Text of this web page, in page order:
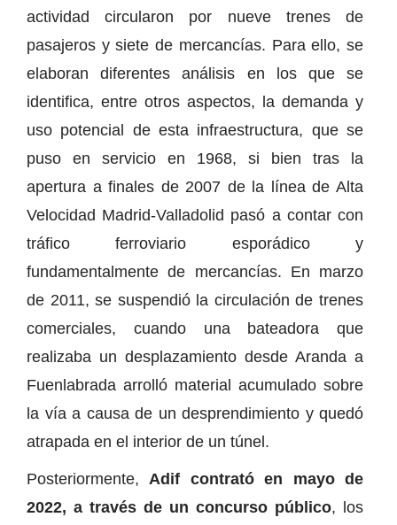
actividad circularon por nueve trenes de
pasajeros y siete de mercancías. Para ello, se
elaboran diferentes análisis en los que se
identifica, entre otros aspectos, la demanda y
uso potencial de esta infraestructura, que se
puso en servicio en 1968, si bien tras la
apertura a finales de 2007 de la línea de Alta
Velocidad Madrid-Valladolid pasó a contar con
tráfico ferroviario esporádico y
fundamentalmente de mercancías. En marzo
de 2011, se suspendió la circulación de trenes
comerciales, cuando una bateadora que
realizaba un desplazamiento desde Aranda a
Fuenlabrada arrolló material acumulado sobre
la vía a causa de un desprendimiento y quedó
atrapada en el interior de un túnel.
Posteriormente, Adif contrató en mayo de
2022, a través de un concurso público, los